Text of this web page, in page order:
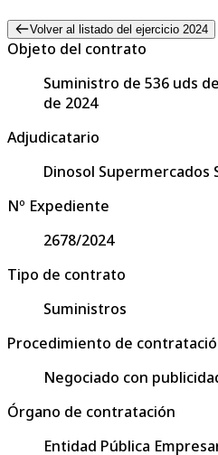
Volver al listado del ejercicio 2024
Objeto del contrato
Suministro de 536 uds
de 2024
Adjudicatario
Dinosol Supermercados
Nº Expediente
2678/2024
Tipo de contrato
Suministros
Procedimiento de
Negociado con
Órgano de contratación
Entidad Pública